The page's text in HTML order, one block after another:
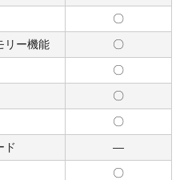
〇
リー機能
〇
〇
〇
〇
ド
―
〇